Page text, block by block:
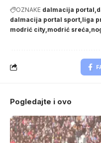
OZNAKE dalmacija portal
dalmacija portal sport liga
modrić city modrić sreća
Pogledajte i ovo